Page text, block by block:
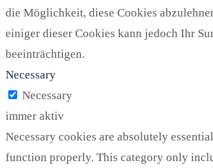
die Möglichkeit, diese Cookies
einiger dieser Cookies kann jedoch Ihr
beeinträchtigen.
Necessary
Necessary
immer aktiv
Necessary cookies are absolutely
function properly. This category only